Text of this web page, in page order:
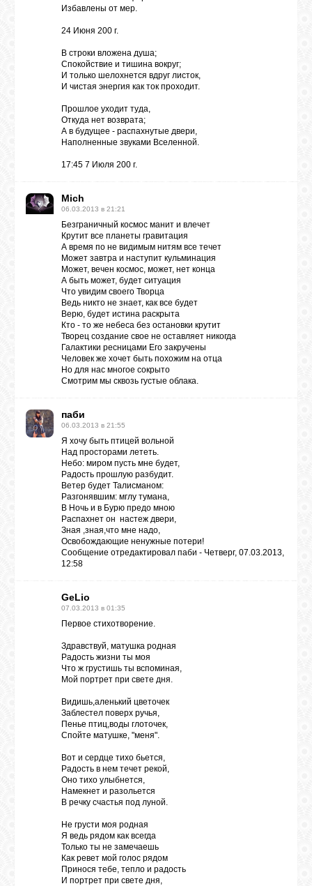
Избавлены от мер.
24 Июня 200 г.
В строки вложена душа;
Спокойствие и тишина вокруг;
И только шелохнется вдруг листок,
И чистая энергия как ток проходит.
Прошлое уходит туда,
Откуда нет возврата;
А в будущее - распахнутые двери,
Наполненные звуками Вселенной.
17:45 7 Июля 200 г.
Mich
06.03.2013 в 21:21
Безграничный космос манит и влечет
Крутит все планеты гравитация
А время по не видимым нитям все течет
Может завтра и наступит кульминация
Может, вечен космос, может, нет конца
А быть может, будет ситуация
Что увидим своего Творца
Ведь никто не знает, как все будет
Верю, будет истина раскрыта
Кто - то же небеса без остановки крутит
Творец создание свое не оставляет никогда
Галактики ресницами Его закручены
Человек же хочет быть похожим на отца
Но для нас многое сокрыто
Смотрим мы сквозь густые облака.
паби
06.03.2013 в 21:55
Я хочу быть птицей вольной
Над просторами лететь.
Небо: миром пусть мне будет,
Радость прошлую разбудит.
Ветер будет Талисманом:
Разгонявшим: мглу тумана,
В Ночь и в Бурю предо мною
Распахнет он настеж двери,
Зная ,зная,что мне надо,
Освобождающие ненужные потери!
Сообщение отредактировал паби - Четверг, 07.03.2013,
12:58
GeLio
07.03.2013 в 01:35
Первое стихотворение.
Здравствуй, матушка родная
Радость жизни ты моя
Что ж грустишь ты вспоминая,
Мой портрет при свете дня.
Видишь,аленький цветочек
Заблестел поверх ручья,
Пенье птиц,воды глоточек,
Спойте матушке, "меня".
Вот и сердце тихо бьется,
Радость в нем течет рекой,
Оно тихо улыбнется,
Намекнет и разольется
В речку счастья под луной.
Не грусти моя родная
Я ведь рядом как всегда
Только ты не замечаешь
Как ревет мой голос рядом
Принося тебе, тепло и радость
И портрет при свете дня,